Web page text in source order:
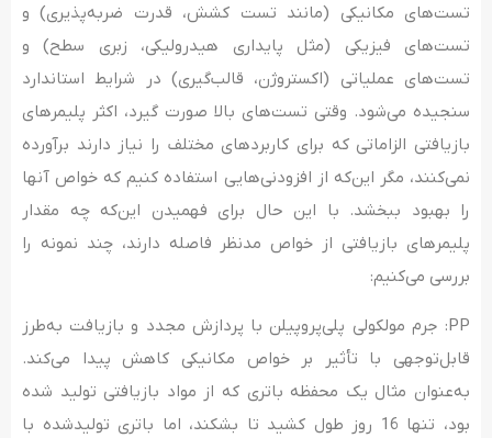
تست‌‌های مکانیکی (مانند تست کشش، قدرت ضربه‌‌پذیری) و
تست‌های فیزیکی (مثل پایداری هیدرولیکی، زبری سطح) و
تست‌‌های عملیاتی (اکستروژن، قالب‌‌گیری) در شرایط استاندارد
سنجیده می‌‌شود. وقتی تست‌های بالا صورت گیرد، اکثر پلیمرهای
بازیافتی الزاماتی که برای کاربردهای مختلف را نیاز دارند برآورده
نمی‌‌کنند، مگر این‌که از افزودنی‌‌هایی استفاده کنیم که خواص آنها
را بهبود ببخشد. با این‌ حال برای فهمیدن این‌که چه ‌مقدار
پلیمرهای بازیافتی از خواص مدنظر فاصله دارند، چند نمونه را
بررسی می‌کنیم:
PP: جرم مولکولی پلی‌پروپیلن با پردازش مجدد و بازیافت به‌طرز
قابل‌توجهی با تأثیر بر خواص مکانیکی کاهش پیدا می‌کند.
به‌عنوان مثال یک محفظه باتری که از مواد بازیافتی تولید شده
بود، تنها 16 روز طول کشید تا بشکند، اما باتری تولیدشده با